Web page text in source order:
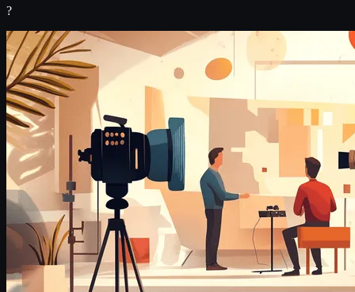
?